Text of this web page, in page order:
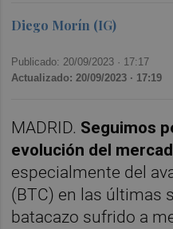
Diego Morín (IG)
Publicado: 20/09/2023 · 17:17
Actualizado: 20/09/2023 · 17:19
MADRID. Seguimos
evolución del
especialmente del
(BTC) en las últimas
batacazo sufrido a